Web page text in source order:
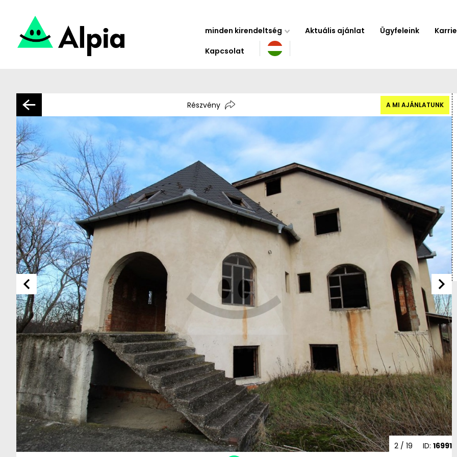
minden kirendeltség Aktuális ajánlat Ügyfeleink
Kapcsolat
Részvény A MI AJÁNLATUNK
ID: 16991
2/ 19